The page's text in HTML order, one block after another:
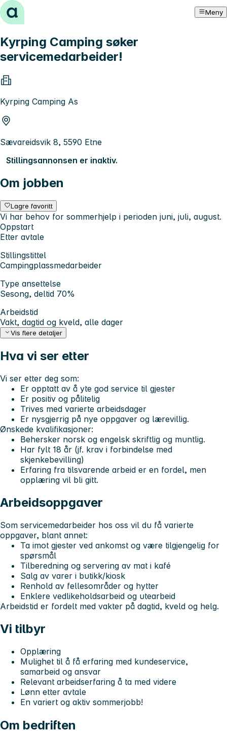
Hopp til innhold Meny
Kyrping Camping søker
servicemedarbeider!
Kyrping Camping As
Sævareidsvik 8, 5590 Etne
Stillingsannonsen er inaktiv.
Om jobben
Lagre favoritt
Vi har behov for sommerhjelp i perioden juni, juli, august.
Oppstart
Etter avtale
Stillingstittel
Campingplassmedarbeider
Type ansettelse
Sesong, deltid 70%
Arbeidstid
Vakt, dagtid og kveld, alle dager
Vis flere detaljer
Hva vi ser etter
Vi ser etter deg som:
Er opptatt av å yte god service til gjester
Er positiv og pålitelig
Trives med varierte arbeidsdager
Er nysgjerrig på nye oppgaver og lærevillig.
Ønskede kvalifikasjoner:
Behersker norsk og engelsk skriftlig og muntlig.
Har fylt 18 år (jf. krav i forbindelse med
skjenkebevilling)
Erfaring fra tilsvarende arbeid er en fordel, men
opplæring vil bli gitt.
Arbeidsoppgaver
Som servicemedarbeider hos oss vil du få varierte
oppgaver, blant annet:
Ta imot gjester ved ankomst og være tilgjengelig for
spørsmål
Tilberedning og servering av mat i kafé
Salg av varer i butikk/kiosk
Renhold av fellesområder og hytter
Enklere vedlikeholdsarbeid og utearbeid
Arbeidstid er fordelt med vakter på dagtid, kveld og helg.
Vi tilbyr
Opplæring
Mulighet til å få erfaring med kundeservice,
samarbeid og ansvar
Relevant arbeidserfaring å ta med videre
Lønn etter avtale
En variert og aktiv sommerjobb!
Om bedriften